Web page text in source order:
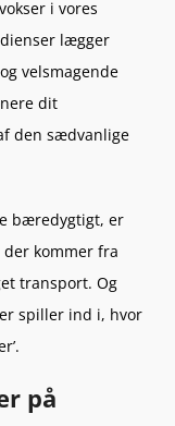
i vores
lægger
velsmagende
dit
den sædvanlige
bæredygtigt, er
der kommer fra
transport. Og
spiller ind i, hvor
på